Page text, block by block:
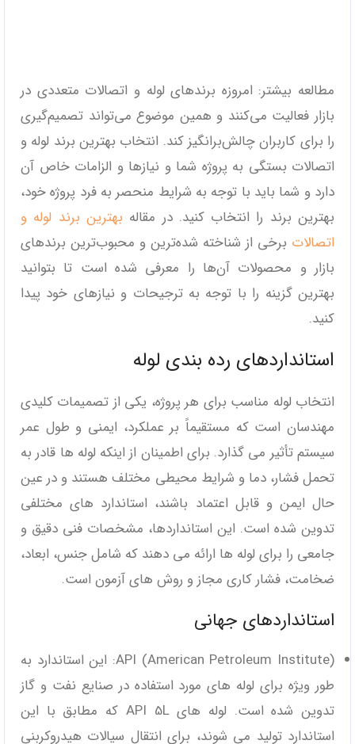
مطالعه بیشتر: امروزه برندهای لوله و اتصالات متعددی در
بازار فعالیت می‌کنند و همین موضوع می‌تواند تصمیم‌گیری
را برای کاربران چالش‌برانگیز کند. انتخاب بهترین برند لوله و
اتصالات بستگی به پروژه شما و نیازها و الزامات خاص آن
دارد و شما باید با توجه به شرایط منحصر به فرد پروژه خود،
بهترین برند را انتخاب کنید. در مقاله بهترین برند لوله و
اتصالات برخی از شناخته شده‌ترین و محبوب‌ترین برندهای
بازار و محصولات آن‌ها را معرفی شده است تا بتوانید
بهترین گزینه را با توجه به ترجیحات و نیازهای خود پیدا
کنید.
استانداردهای رده بندی لوله
انتخاب لوله مناسب برای هر پروژه، یکی از تصمیمات کلیدی
مهندسان است که مستقیماً بر عملکرد، ایمنی و طول عمر
سیستم تأثیر می‌ گذارد. برای اطمینان از اینکه لوله ‌ها قادر به
تحمل فشار، دما و شرایط محیطی مختلف هستند و در عین
حال ایمن و قابل اعتماد باشند، استاندارد های مختلفی
تدوین شده است. این استانداردها، مشخصات فنی دقیق و
جامعی را برای لوله‌ ها ارائه می ‌دهند که شامل جنس، ابعاد،
ضخامت، فشار کاری مجاز و روش‌ های آزمون است.
استانداردهای جهانی
API (American Petroleum Institute): این استاندارد به
طور ویژه برای لوله ‌های مورد استفاده در صنایع نفت و گاز
تدوین شده است. لوله‌ های API 5L که مطابق با این
استاندارد تولید می ‌شوند، برای انتقال سیالات هیدروکربنی